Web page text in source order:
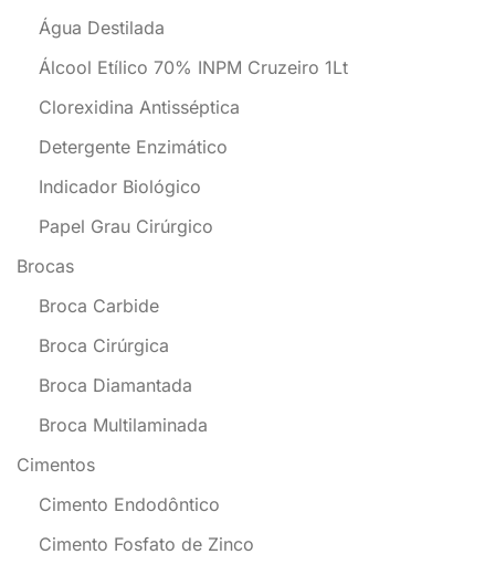
Água Destilada
Álcool Etílico 70% INPM Cruzeiro 1Lt
Clorexidina Antisséptica
Detergente Enzimático
Indicador Biológico
Papel Grau Cirúrgico
Brocas
Broca Carbide
Broca Cirúrgica
Broca Diamantada
Broca Multilaminada
Cimentos
Cimento Endodôntico
Cimento Fosfato de Zinco